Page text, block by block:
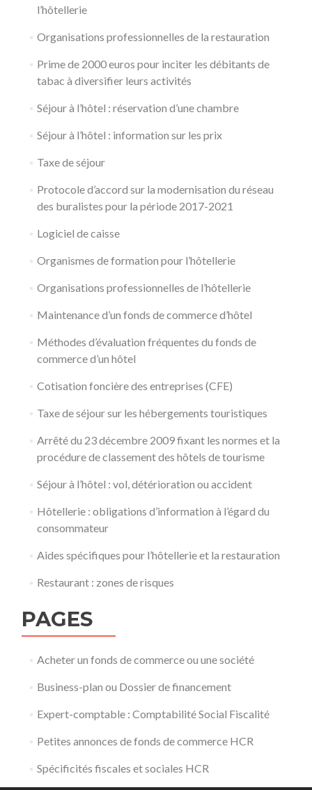
l’hôtellerie
Organisations professionnelles de la restauration
Prime de 2000 euros pour inciter les débitants de
tabac à diversifier leurs activités
Séjour à l’hôtel : réservation d’une chambre
Séjour à l’hôtel : information sur les prix
Taxe de séjour
Protocole d’accord sur la modernisation du réseau
des buralistes pour la période 2017-2021
Logiciel de caisse
Organismes de formation pour l’hôtellerie
Organisations professionnelles de l’hôtellerie
Maintenance d’un fonds de commerce d’hôtel
Méthodes d’évaluation fréquentes du fonds de
commerce d’un hôtel
Cotisation foncière des entreprises (CFE)
Taxe de séjour sur les hébergements touristiques
Arrêté du 23 décembre 2009 fixant les normes et la
procédure de classement des hôtels de tourisme
Séjour à l’hôtel : vol, détérioration ou accident
Hôtellerie : obligations d’information à l’égard du
consommateur
Aides spécifiques pour l’hôtellerie et la restauration
Restaurant : zones de risques
PAGES
Acheter un fonds de commerce ou une société
Business-plan ou Dossier de financement
Expert-comptable : Comptabilité Social Fiscalité
Petites annonces de fonds de commerce HCR
Spécificités fiscales et sociales HCR